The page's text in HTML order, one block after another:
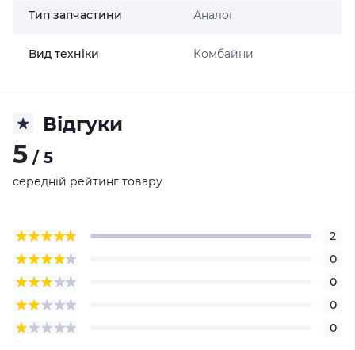
Тип запчастини Аналог
Вид техніки Комбайни
Відгуки
5 / 5
середній рейтинг товару
2
0
0
0
0